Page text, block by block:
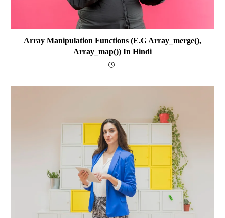
Array Manipulation Functions (e.g Array_merge(),
Array_map()) In Hindi